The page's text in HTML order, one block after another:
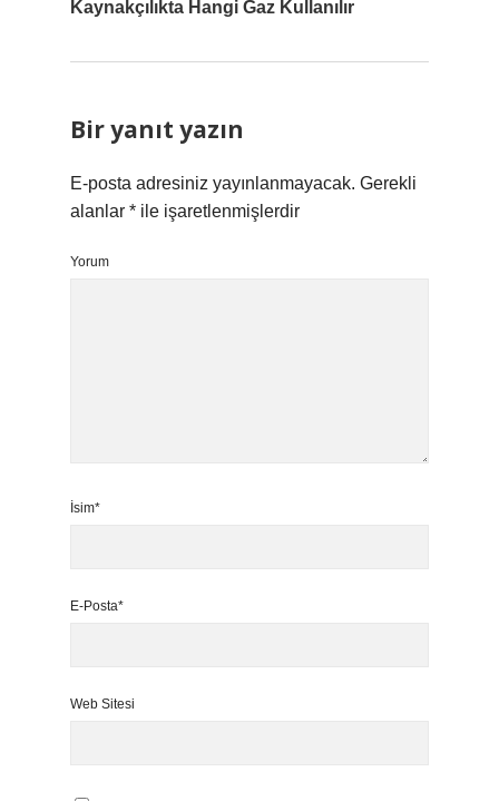
Kaynakçılıkta Hangi Gaz Kullanılır
Bir yanıt yazın
E-posta adresiniz yayınlanmayacak. Gerekli
alanlar * ile işaretlenmişlerdir
Yorum
İsim*
E-Posta*
Web Sitesi